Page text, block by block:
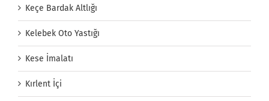
Keçe Bardak Altlığı
Kelebek Oto Yastığı
Kese İmalatı
Kırlent İçi